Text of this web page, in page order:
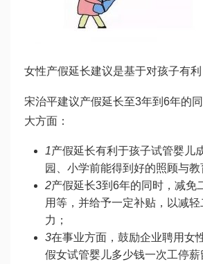
女性产假延长建议是基于对孩子有利
宋治平建议产假延长至3年到6年的
大方面：
1产假延长有利于孩子试管婴儿
园、小学前能得到好的照顾与教
2产假延长3到6年的同时，减免
用等，并给予一定补贴，以减
力；
3在事业方面，鼓励企业聘用女
假女试管婴儿多少钱一次工停薪